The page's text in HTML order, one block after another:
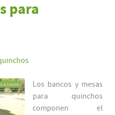
para
Los bancos y mesas
para quinchos
componen el